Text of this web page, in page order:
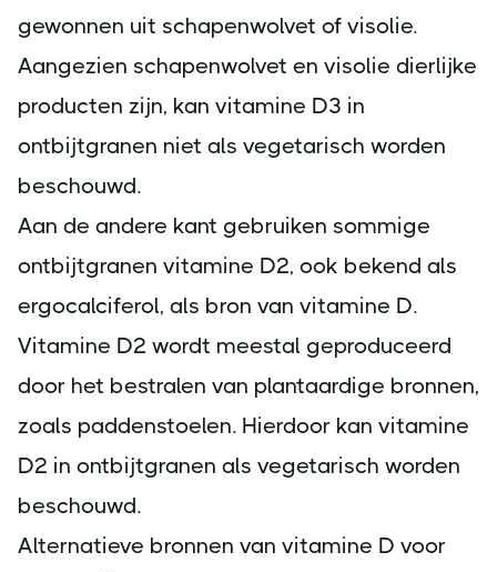
gewonnen uit schapenwolvet of visolie.
Aangezien schapenwolvet en visolie dierlijke
producten zijn, kan vitamine D3 in
ontbijtgranen niet als vegetarisch worden
beschouwd.
Aan de andere kant gebruiken sommige
ontbijtgranen vitamine D2, ook bekend als
ergocalciferol, als bron van vitamine D.
Vitamine D2 wordt meestal geproduceerd
door het bestralen van plantaardige bronnen,
zoals paddenstoelen. Hierdoor kan vitamine
D2 in ontbijtgranen als vegetarisch worden
beschouwd.
Alternatieve bronnen van vitamine D voor